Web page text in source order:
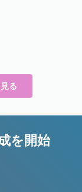
る
を開始